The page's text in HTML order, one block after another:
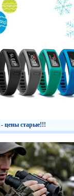
цены старые!!!